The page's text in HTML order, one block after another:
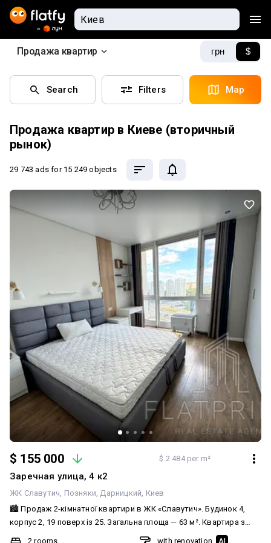
Продажа квартир грн $
Search Filters Map
Продажа квартир в Киеве (вторичный
рынок)
29 743 ads for 15 249 objects
$ 155 000 $ 2 484 per m²
Заречная улица, 4 к2
ЖК Славутич Позняки Дарницкий Киев
🏙 Продаж 2-кімнатної квартири в ЖК «Славутич». Будинок 4,
корпус 2, 19 поверх із 25. Загальна площа — 63 м². Квартира з
якісним сучасним ремонтом, повністю готова до проживання.
2 rooms
with renovation AI